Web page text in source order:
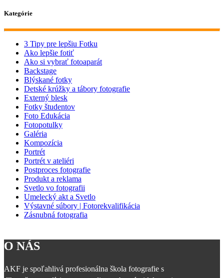
Kategórie
3 Tipy pre lepšiu Fotku
Ako lepšie fotiť
Ako si vybrať fotoaparát
Backstage
Blýskané fotky
Detské krúžky a tábory fotografie
Externý blesk
Fotky študentov
Foto Edukácia
Fotopotulky
Galéria
Kompozícia
Portrét
Portrét v ateliéri
Postproces fotografie
Produkt a reklama
Svetlo vo fotografii
Umelecký akt a Svetlo
Výstavné súbory | Fotorekvalifikácia
Zásnubná fotografia
O NÁS
AKF je spoľahlivá profesionálna škola fotografie s